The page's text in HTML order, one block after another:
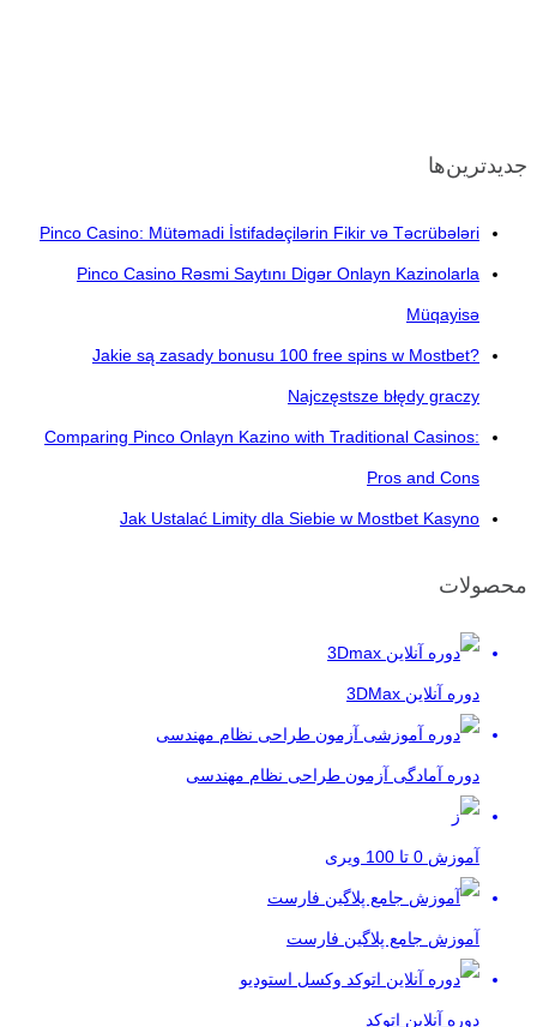
جدیدترین‌ها
Pinco Casino: Mütəmadi İstifadəçilərin Fikir və Təcrübələri
Pinco Casino Rəsmi Saytını Digər Onlayn Kazinolarla
Müqayisə
Jakie są zasady bonusu 100 free spins w Mostbet?
Najczęstsze błędy graczy
Comparing Pinco Onlayn Kazino with Traditional Casinos:
Pros and Cons
Jak Ustalać Limity dla Siebie w Mostbet Kasyno
محصولات
دوره آنلاین 3DMax
دوره آمادگی آزمون طراحی نظام مهندسی
آموزش 0 تا 100 ویری
آموزش جامع پلاگین فارست
دوره آنلاین اتوکد